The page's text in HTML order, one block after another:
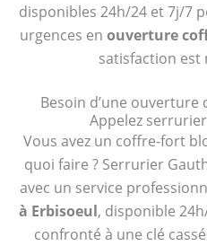
disponibles 24h/24 et 7j/7
urgences en ouverture
satisfaction
Besoin d’une
Appelez
Vous avez un coffre-fort
quoi faire ? Serrurier
avec un service
à Erbisoeul, disponible
confronté à une clé